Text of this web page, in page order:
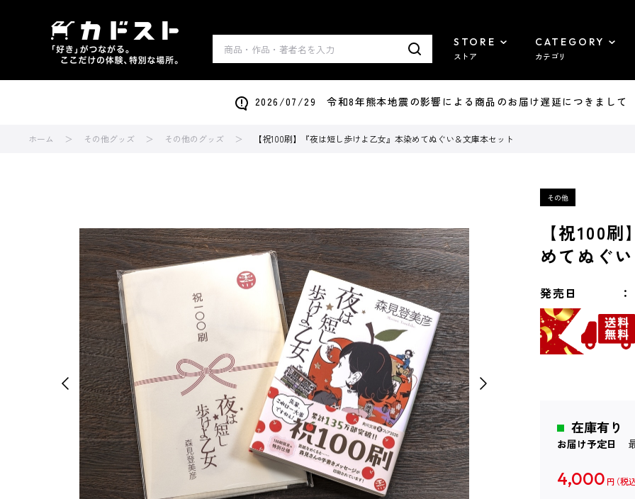
STORE
ストア
CATEGORY
カテゴリ
2026/07/29 令和8年熊本地震の影響による商品のお届け遅延につきまして
ホーム その他グッズ その他のグッズ 【祝100刷】『夜は短し歩けよ乙女』本染めてぬぐい＆文庫本セット
【祝100
めてぬぐ
発売日
在庫有り
お届け予定日
4,000 円